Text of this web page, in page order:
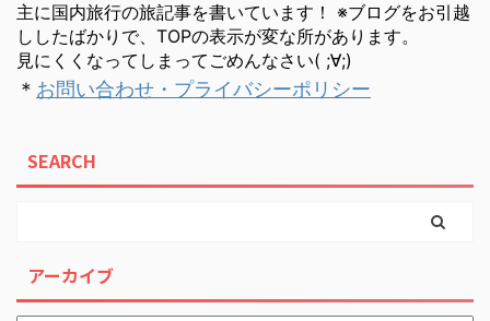
主に国内旅行の旅記事を書いています！ ※ブログをお引越
ししたばかりで、TOPの表示が変な所があります。
見にくくなってしまってごめんなさい( ;∀;)
＊ お問い合わせ・プライバシーポリシー
SEARCH
アーカイブ